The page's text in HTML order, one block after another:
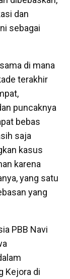
dan
sebagai
di mana
terakhir
puncaknya
bebas
saja
kasus
karena
yang satu
yang
PBB Navi
Kejora di